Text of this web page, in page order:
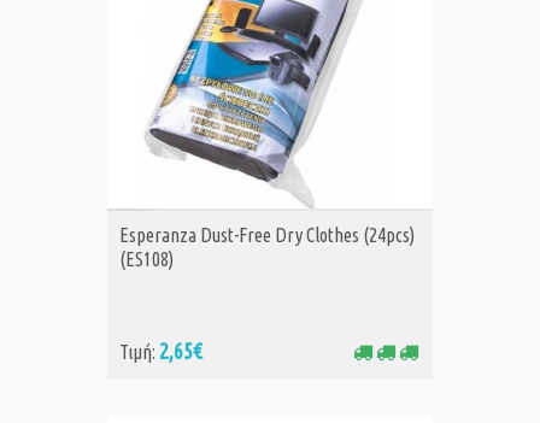
ΑΓΟΡΑ
Esperanza Dust-Free Dry Clothes (24pcs)
(ES108)
Τιμή: 2,65€